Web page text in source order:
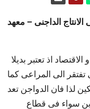
الداجنى – معهد
اذ تعتبر بديلا
الى المراعى كما
لذا فان الدواجن تعد
سواء فى قطاع